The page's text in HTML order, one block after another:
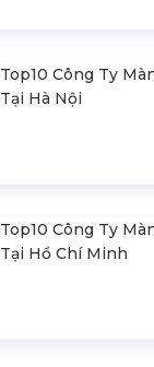
Top10 Công Ty
Tại Hà Nội
Top10 Công Ty
Tại Hồ Chí Minh